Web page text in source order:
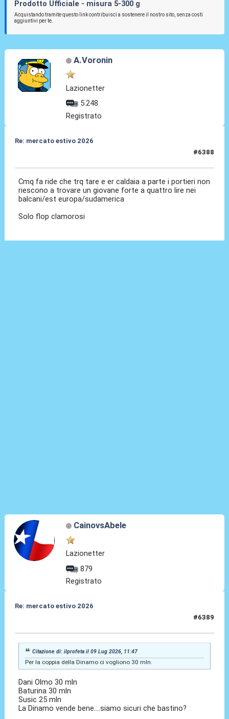
Prodotto Ufficiale - misura 5-300 g
Acquistando tramite questo link contribuisci a sostenere il nostro sito, senza costi
aggiuntivi per te.
A.Voronin
Lazionetter
5.248
Registrato
Re: mercato estivo 2026
#6388
Cmq fa ride che trq tare e er caldaia a parte i portieri non
riescono a trovare un giovane forte a quattro lire nei
balcani/est europa/sudamerica
Solo flop clamorosi
CainovsAbele
Lazionetter
879
Registrato
Re: mercato estivo 2026
#6389
Citazione di: ilprofeta il 09 Lug 2026, 11:47
Per la coppia della Dinamo ci vogliono 30 mln.
Dani Olmo 30 mln
Baturina 30 mln
Susic 25 mln
La Dinamo vende bene....siamo sicuri che bastino?